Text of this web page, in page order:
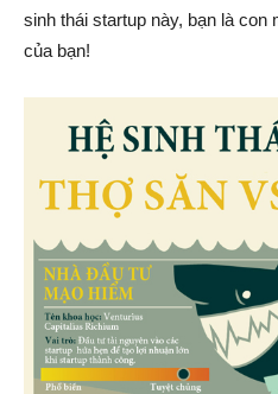
sinh thái startup này, bạn là con
của bạn!